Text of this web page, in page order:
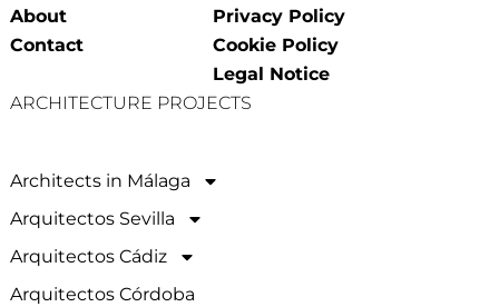
About
Contact
Privacy Policy
Cookie Policy
Legal Notice
ARCHITECTURE PROJECTS
Architects in Málaga
Arquitectos Sevilla
Arquitectos Cádiz
Arquitectos Córdoba